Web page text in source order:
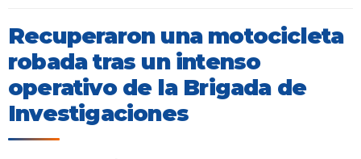
Recuperaron una motocicleta
robada tras un intenso
operativo de la Brigada de
Investigaciones